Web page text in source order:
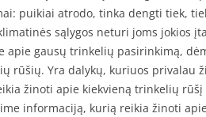
puikiai atrodo, tinka dengti tiek,
sąlygos neturi joms jokios
apie gausų trinkelių pasirinkimą,
rūšių. Yra dalykų, kuriuos privalau
žinoti apie kiekvieną trinkelių rūšį
informaciją, kurią reikia žinoti apie